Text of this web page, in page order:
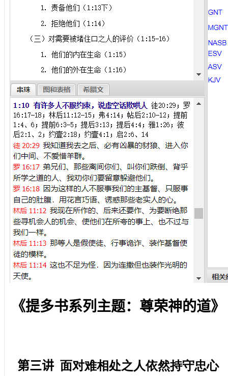
《提多书系列主题：尊荣神的道》
第三讲 面对难相处之人依然持守忠心